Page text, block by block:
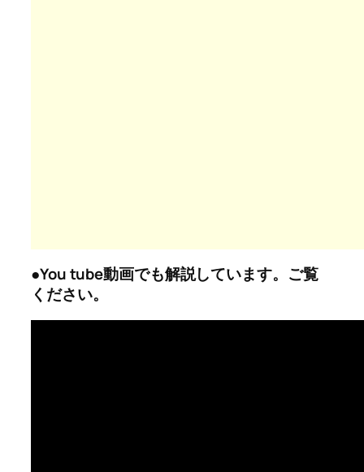
●You tube動画でも解説しています。ご覧
ください。